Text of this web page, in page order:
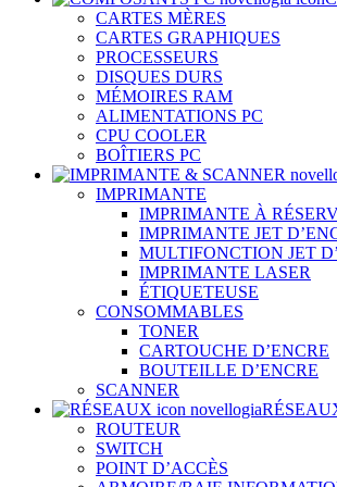
CARTES MÈRES
CARTES GRAPHIQUES
PROCESSEURS
DISQUES DURS
MÉMOIRES RAM
ALIMENTATIONS PC
CPU COOLER
BOÎTIERS PC
IMPRIMANTE
IMPRIMANTE À
IMPRIMANTE JET
MULTIFONCTION JET
IMPRIMANTE LASER
ÉTIQUETEUSE
CONSOMMABLES
TONER
CARTOUCHE D’ENCRE
BOUTEILLE D’ENCRE
SCANNER
ROUTEUR
SWITCH
POINT D’ACCÈS